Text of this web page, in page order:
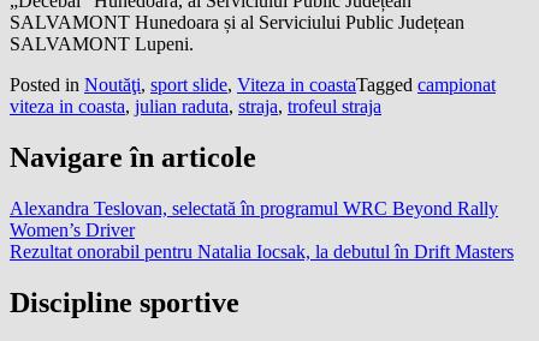
SALVAMONT Hunedoara și al Serviciului Public Județean
SALVAMONT Lupeni.
Posted in Noutăţi, sport slide, Viteza in coastaTagged campionat
viteza in coasta, julian raduta, straja, trofeul straja
Navigare în articole
Alexandra Teslovan, selectată în programul WRC Beyond Rally
Women’s Driver
Rezultat onorabil pentru Natalia Iocsak, la debutul în Drift Masters
Discipline sportive